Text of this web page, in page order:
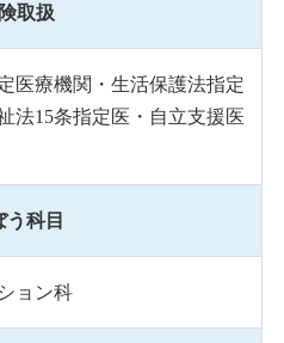
取扱
医療機関・生活保護法指定
法15条指定医・自立支援医
う科目
ョン科